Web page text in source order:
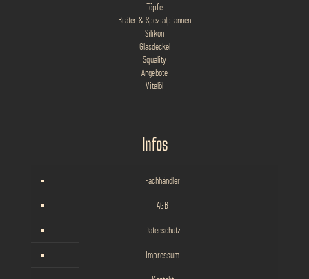
Töpfe
Bräter & Spezialpfannen
Silikon
Glasdeckel
Squality
Angebote
Vitalöl
Infos
Fachhändler
AGB
Datenschutz
Impressum